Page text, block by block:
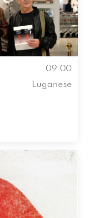
09.00
Luganese